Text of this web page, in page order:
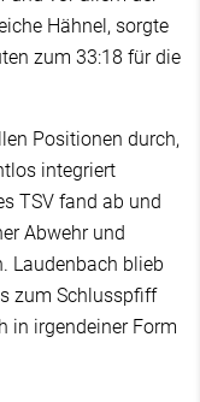
Hähnel, sorgte
zum 33:18 für die
Positionen durch,
integriert
TSV fand ab und
Abwehr und
Laudenbach blieb
zum Schlusspfiff
in irgendeiner Form